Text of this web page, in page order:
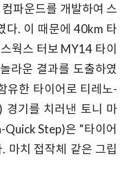
파운드를 개발하여 스
다. 이 때문에 40km 타
웍스 터보 MY14 타이
라운 결과를 도출하였
유한 타이어로 티레노-
기를 치러낸 토니 마
Step)은 “타이어
마치 접작체 같은 그립